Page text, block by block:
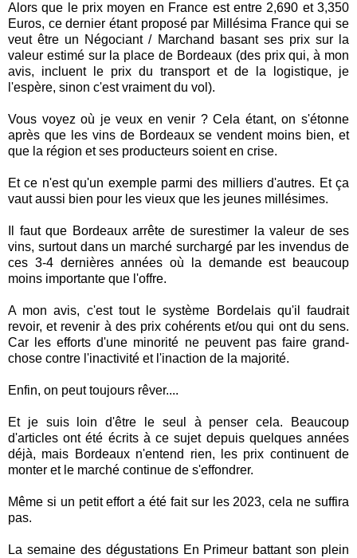
Alors que le prix moyen en France est entre 2,690 et 3,350
Euros, ce dernier étant proposé par Millésima France qui se
veut être un Négociant / Marchand basant ses prix sur la
valeur estimé sur la place de Bordeaux (des prix qui, à mon
avis, incluent le prix du transport et de la logistique, je
l'espère, sinon c'est vraiment du vol).
Vous voyez où je veux en venir ? Cela étant, on s'étonne
après que les vins de Bordeaux se vendent moins bien, et
que la région et ses producteurs soient en crise.
Et ce n'est qu'un exemple parmi des milliers d'autres. Et ça
vaut aussi bien pour les vieux que les jeunes millésimes.
Il faut que Bordeaux arrête de surestimer la valeur de ses
vins, surtout dans un marché surchargé par les invendus de
ces 3-4 dernières années où la demande est beaucoup
moins importante que l'offre.
A mon avis, c'est tout le système Bordelais qu'il faudrait
revoir, et revenir à des prix cohérents et/ou qui ont du sens.
Car les efforts d'une minorité ne peuvent pas faire grand-
chose contre l'inactivité et l'inaction de la majorité.
Enfin, on peut toujours rêver....
Et je suis loin d'être le seul à penser cela. Beaucoup
d'articles ont été écrits à ce sujet depuis quelques années
déjà, mais Bordeaux n'entend rien, les prix continuent de
monter et le marché continue de s'effondrer.
Même si un petit effort a été fait sur les 2023, cela ne suffira
pas.
La semaine des dégustations En Primeur battant son plein